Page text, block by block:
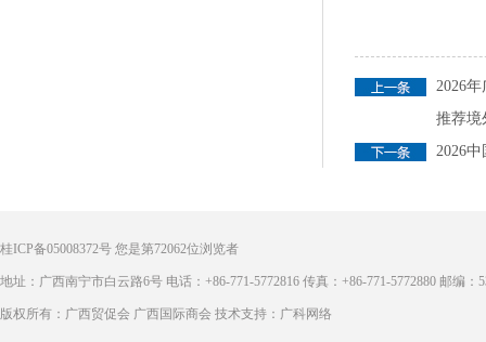
2026
推荐境
2026
桂ICP备05008372号 您是第72062位浏览者
地址：广西南宁市白云路6号 电话：+86-771-5772816 传真：+86-771-5772880 邮编：
版权所有：广西贸促会 广西国际商会 技术支持：广科网络